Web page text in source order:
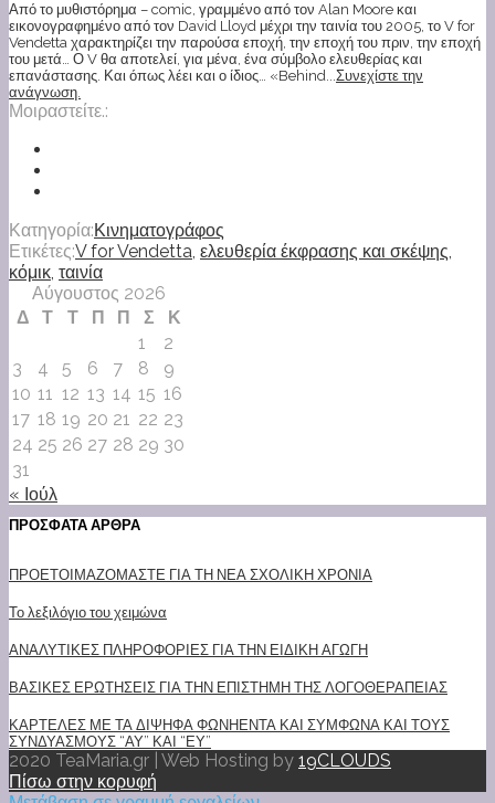
Από το μυθιστόρημα – comic, γραμμένο από τον Alan Moore και
εικονογραφημένο από τον David Lloyd μέχρι την ταινία του 2005, το V for
Vendetta χαρακτηρίζει την παρούσα εποχή, την εποχή του πριν, την εποχή
του μετά… Ο V θα αποτελεί, για μένα, ένα σύμβολο ελευθερίας και
επανάστασης. Και όπως λέει και ο ίδιος… «Behind...Συνεχίστε την
ανάγνωση.
Μοιραστείτε.:
Κατηγορία:Κινηματογράφος
Ετικέτες:V for Vendetta, ελευθερία έκφρασης και σκέψης,
κόμικ, ταινία
Αύγουστος 2026
Δ
Τ Τ Π Π Σ
Κ
1
2
3
4 5 6 7 8
9
10 11 12 13 14 15 16
17 18 19 20 21 22 23
24 25 26 27 28 29 30
31
« Ιούλ
ΠΡΟΣΦΑΤΑ ΑΡΘΡΑ
ΠΡΟΕΤΟΙΜΑΖΟΜΑΣΤΕ ΓΙΑ ΤΗ ΝΕΑ ΣΧΟΛΙΚΗ ΧΡΟΝΙΑ
Το λεξιλόγιο του χειμώνα
ΑΝΑΛΥΤΙΚΕΣ ΠΛΗΡΟΦΟΡΙΕΣ ΓΙΑ ΤΗΝ ΕΙΔΙΚΗ ΑΓΩΓΗ
ΒΑΣΙΚΕΣ ΕΡΩΤΗΣΕΙΣ ΓΙΑ ΤΗΝ ΕΠΙΣΤΗΜΗ ΤΗΣ ΛΟΓΟΘΕΡΑΠΕΙΑΣ
ΚΑΡΤΕΛΕΣ ΜΕ ΤΑ ΔΙΨΗΦΑ ΦΩΝΗΕΝΤΑ ΚΑΙ ΣΥΜΦΩΝΑ ΚΑΙ ΤΟΥΣ
ΣΥΝΔΥΑΣΜΟΥΣ “ΑΥ” ΚΑΙ “ΕΥ”
2020 TeaMaria.gr | Web Hosting by 19CLOUDS
Πίσω στην κορυφή